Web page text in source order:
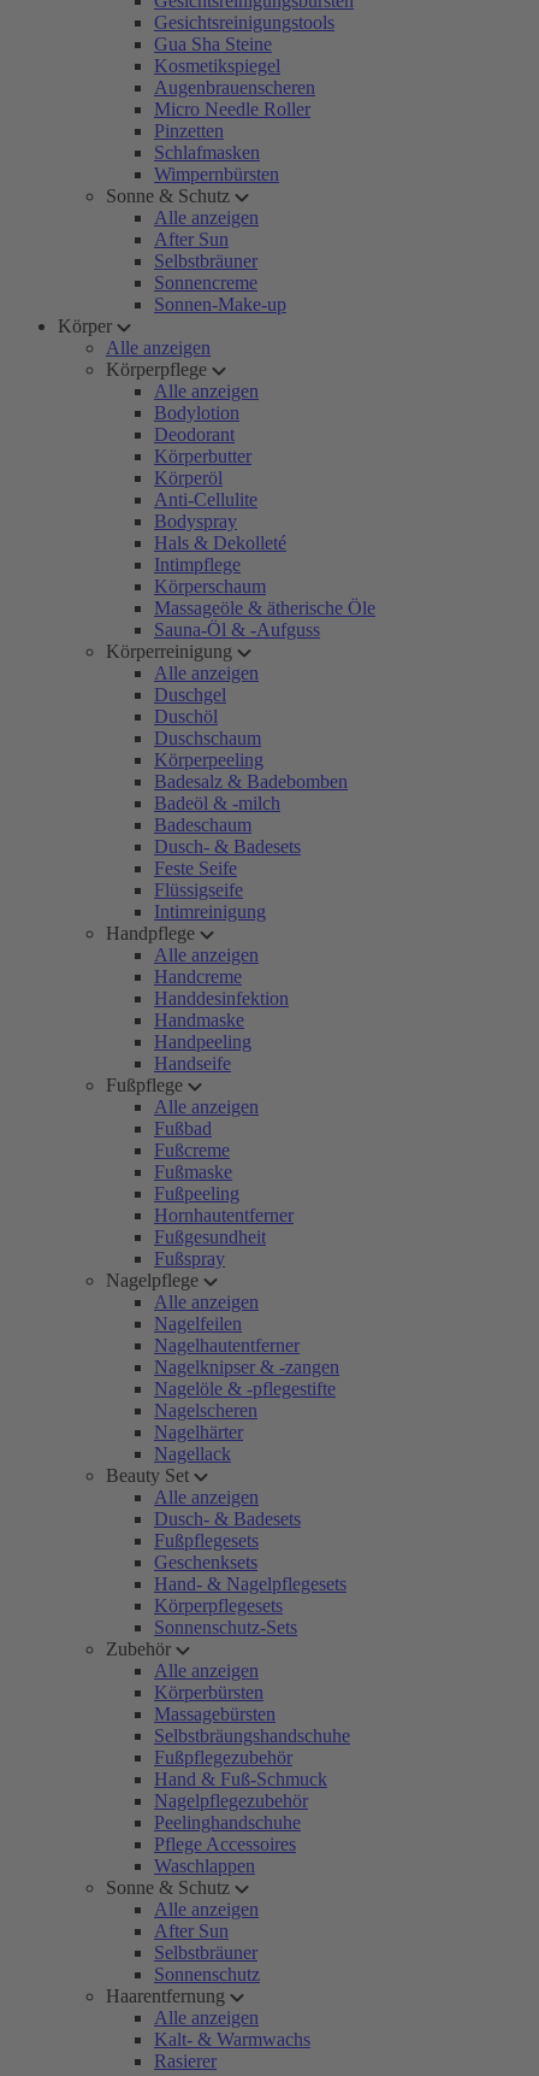
Gesichtsreinigungstools
Gua Sha Steine
Kosmetikspiegel
Augenbrauenscheren
Micro Needle Roller
Pinzetten
Schlafmasken
Wimpernbürsten
Sonne & Schutz
Alle anzeigen
After Sun
Selbstbräuner
Sonnencreme
Sonnen-Make-up
Körper
Alle anzeigen
Körperpflege
Alle anzeigen
Bodylotion
Deodorant
Körperbutter
Körperöl
Anti-Cellulite
Bodyspray
Hals & Dekolleté
Intimpflege
Körperschaum
Massageöle & ätherische Öle
Sauna-Öl & -Aufguss
Körperreinigung
Alle anzeigen
Duschgel
Duschöl
Duschschaum
Körperpeeling
Badesalz & Badebomben
Badeöl & -milch
Badeschaum
Dusch- & Badesets
Feste Seife
Flüssigseife
Intimreinigung
Handpflege
Alle anzeigen
Handcreme
Handdesinfektion
Handmaske
Handpeeling
Handseife
Fußpflege
Alle anzeigen
Fußbad
Fußcreme
Fußmaske
Fußpeeling
Hornhautentferner
Fußgesundheit
Fußspray
Nagelpflege
Alle anzeigen
Nagelfeilen
Nagelhautentferner
Nagelknipser & -zangen
Nagelöle & -pflegestifte
Nagelscheren
Nagelhärter
Nagellack
Beauty Set
Alle anzeigen
Dusch- & Badesets
Fußpflegesets
Geschenksets
Hand- & Nagelpflegesets
Körperpflegesets
Sonnenschutz-Sets
Zubehör
Alle anzeigen
Körperbürsten
Massagebürsten
Selbstbräungshandschuhe
Fußpflegezubehör
Hand & Fuß-Schmuck
Nagelpflegezubehör
Peelinghandschuhe
Pflege Accessoires
Waschlappen
Sonne & Schutz
Alle anzeigen
After Sun
Selbstbräuner
Sonnenschutz
Haarentfernung
Alle anzeigen
Kalt- & Warmwachs
Rasierer